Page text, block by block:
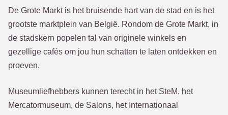
De Grote Markt is het bruisende hart van de stad en is het
grootste marktplein van België. Rondom de Grote Markt, in
de stadskern popelen tal van originele winkels en
gezellige cafés om jou hun schatten te laten ontdekken en
proeven.
Museumliefhebbers kunnen terecht in het SteM, het
Mercatormuseum, de Salons, het Internationaal